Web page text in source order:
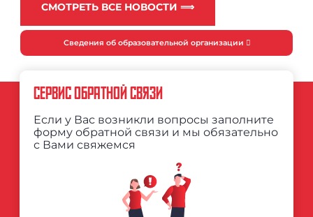
СМОТРЕТЬ ВСЕ НОВОСТИ ⟹
Сведения об образовательной организации
СЕРВИС ОБРАТНОЙ СВЯЗИ
Если у Вас возникли вопросы заполните
форму обратной связи и мы обязательно
с Вами свяжемся